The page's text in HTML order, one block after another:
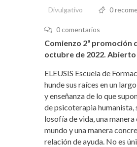
Divulgativo 0
0 comentarios
Comienzo 2ª promoción
octubre de 2022. Abierto
ELEUSIS Escuela de
hunde sus raíces en un
y enseñanza de lo que
de psicoterapia humanista,
losofía de vida, una manera
mundo y una manera
relación de ayuda. No es